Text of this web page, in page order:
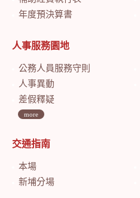
年度預決算書
人事服務園地
公務人員服務守則
人事異動
差假釋疑
more
交通指南
本場
新埔分場